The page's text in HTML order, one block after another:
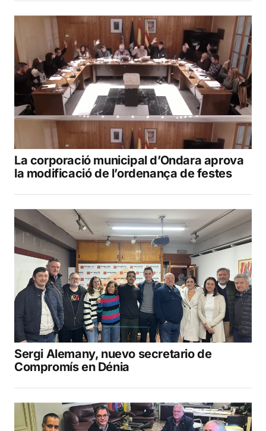
La corporació municipal d’Ondara aprova
la modificació de l’ordenança de festes
Sergi Alemany, nuevo secretario de
Compromís en Dénia